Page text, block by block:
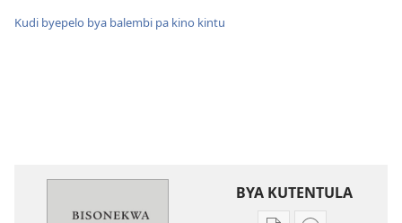
Kudi byepelo bya balembi pa kino kintu
BYA KUTENTULA